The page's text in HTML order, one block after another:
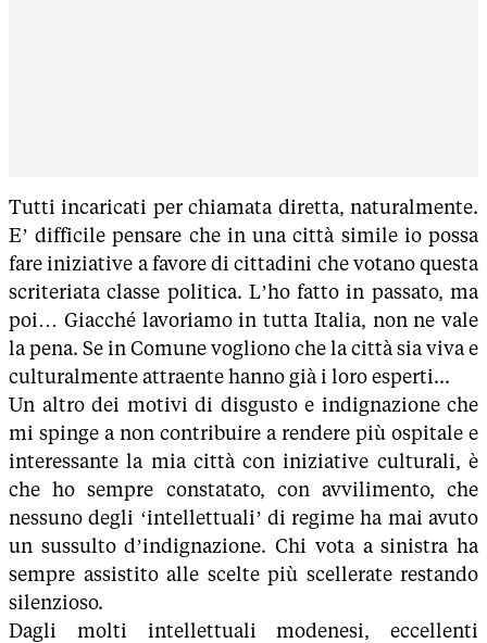
Tutti incaricati per chiamata diretta, naturalmente.
E’ difficile pensare che in una città simile io possa
fare iniziative a favore di cittadini che votano questa
scriteriata classe politica. L’ho fatto in passato, ma
poi… Giacché lavoriamo in tutta Italia, non ne vale
la pena. Se in Comune vogliono che la città sia viva e
culturalmente attraente hanno già i loro esperti...
Un altro dei motivi di disgusto e indignazione che
mi spinge a non contribuire a rendere più ospitale e
interessante la mia città con iniziative culturali, è
che ho sempre constatato, con avvilimento, che
nessuno degli ‘intellettuali’ di regime ha mai avuto
un sussulto d’indignazione. Chi vota a sinistra ha
sempre assistito alle scelte più scellerate restando
silenzioso.
Dagli molti intellettuali modenesi, eccellenti